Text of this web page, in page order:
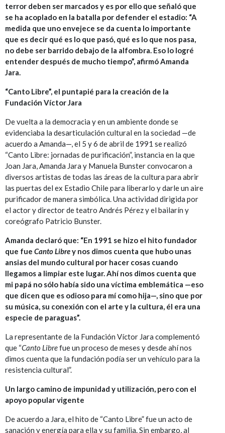
terror deben ser marcados y es por ello que señaló que
se ha acoplado en la batalla por defender el estadio: “A
medida que uno envejece se da cuenta lo importante
que es decir qué es lo que pasó, qué es lo que nos pasa,
no debe ser barrido debajo de la alfombra. Eso lo logré
entender después de mucho tiempo”, afirmó Amanda
Jara.
“Canto Libre”, el puntapié para la creación de la
Fundación Víctor Jara
De vuelta a la democracia y en un ambiente donde se
evidenciaba la desarticulación cultural en la sociedad —de
acuerdo a Amanda—, el 5 y 6 de abril de 1991 se realizó
“Canto Libre: jornadas de purificación”, instancia en la que
Joan Jara, Amanda Jara y Manuela Bunster convocaron a
diversos artistas de todas las áreas de la cultura para abrir
las puertas del ex Estadio Chile para liberarlo y darle un aire
purificador de manera simbólica. Una actividad dirigida por
el actor y director de teatro Andrés Pérez y el bailarín y
coreógrafo Patricio Bunster.
Amanda declaró que: “En 1991 se hizo el hito fundador
que fue Canto Librey nos dimos cuenta que hubo unas
ansias del mundo cultural por hacer cosas cuando
llegamos a limpiar este lugar. Ahí nos dimos cuenta que
mi papá no sólo había sido una víctima emblemática —eso
que dicen que es odioso para mí como hija—, sino que por
su música, su conexión con el arte y la cultura, él era una
especie de paraguas”.
La representante de la Fundación Víctor Jara complementó
que “Canto Librefue un proceso de meses y desde ahí nos
dimos cuenta que la fundación podía ser un vehículo para la
resistencia cultural”.
Un largo camino de impunidad y utilización, pero con el
apoyo popular vigente
De acuerdo a Jara, el hito de “Canto Libre” fue un acto de
sanación y energía para ella y su familia. Sin embargo, al